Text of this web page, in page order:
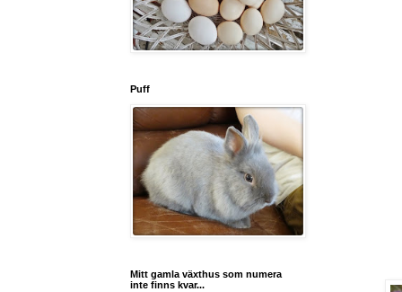
Puff
Mitt gamla växthus som numera
inte finns kvar...